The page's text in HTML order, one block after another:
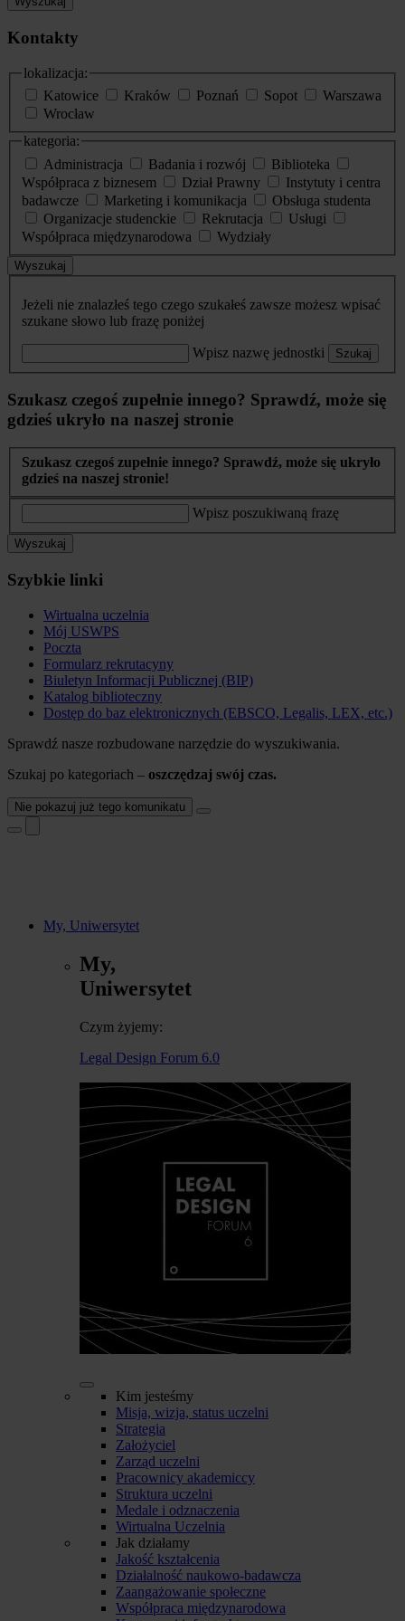
Kontakty
lokalizacja:
Katowice
Kraków Poznań Sopot
Warszawa
Wrocław
kategoria:
Administracja
Badania i rozwój
Biblioteka
Współpraca z biznesem
Dział Prawny
Instytuty i centra
badawcze
Marketing i komunikacja
Obsługa studenta
Organizacje studenckie
Rekrutacja
Usługi
Współpraca międzynarodowa
Wydziały
Wyszukaj
Jeżeli nie znalazłeś tego czego szukałeś zawsze możesz wpisać
szukane słowo lub frazę poniżej
Wpisz nazwę jednostki Szukaj
Szukasz czegoś zupełnie innego? Sprawdź, może się
gdzieś ukryło na naszej stronie
Szukasz czegoś zupełnie innego? Sprawdź, może się ukryło
gdzieś na naszej stronie!
Wpisz poszukiwaną frazę
Wyszukaj
Szybkie linki
Wirtualna uczelnia
Mój USWPS
Poczta
Formularz rekrutacyny
Biuletyn Informacji Publicznej (BIP)
Katalog biblioteczny
Dostęp do baz elektronicznych (EBSCO, Legalis, LEX, etc.)
Sprawdź nasze rozbudowane narzędzie do wyszukiwania.
Szukaj po kategoriach – oszczędzaj swój czas.
Nie pokazuj już tego komunikatu
My, Uniwersytet
My,
Uniwersytet
Czym żyjemy:
Legal Design Forum 6.0
Kim jesteśmy
Misja, wizja, status uczelni
Strategia
Założyciel
Zarząd uczelni
Pracownicy akademiccy
Struktura uczelni
Medale i odznaczenia
Wirtualna Uczelnia
Jak działamy
Jakość kształcenia
Działalność naukowo-badawcza
Zaangażowanie społeczne
Współpraca międzynarodowa